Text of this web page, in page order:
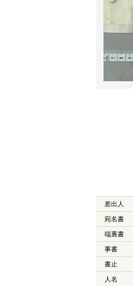
差出人
宛名書
端裏書
事書
書止
人名